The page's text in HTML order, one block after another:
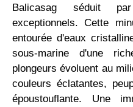
Balicasag séduit
exceptionnels. Cette
entourée d'eaux
sous-marine d'une
plongeurs évoluent au
couleurs éclatantes,
époustouflante. Une